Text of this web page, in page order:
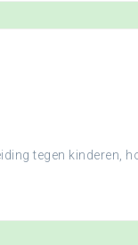
tegen kinderen,